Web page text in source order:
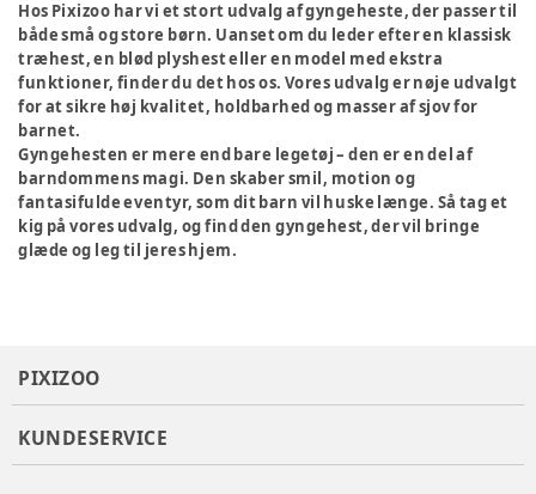
Hos Pixizoo har vi et stort udvalg af gyngeheste, der passer til
både små og store børn. Uanset om du leder efter en klassisk
træhest, en blød plyshest eller en model med ekstra
funktioner, finder du det hos os. Vores udvalg er nøje udvalgt
for at sikre høj kvalitet, holdbarhed og masser af sjov for
barnet.
Gyngehesten er mere end bare legetøj – den er en del af
barndommens magi. Den skaber smil, motion og
fantasifulde eventyr, som dit barn vil huske længe. Så tag et
kig på vores udvalg, og find den gyngehest, der vil bringe
glæde og leg til jeres hjem.
PIXIZOO
KUNDESERVICE